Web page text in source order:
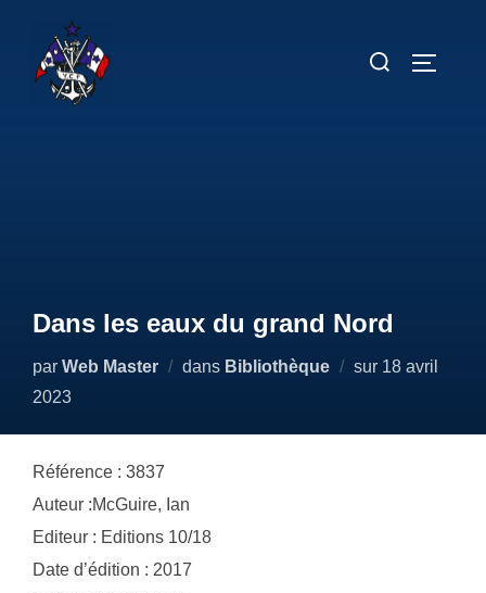
contenu
Rechercher :
Dans les eaux du grand Nord
par Web Master dans Bibliothèque sur Publié
18 avril
2023
Référence : 3837
Auteur :McGuire, Ian
Editeur : Editions 10/18
Date d’édition : 2017